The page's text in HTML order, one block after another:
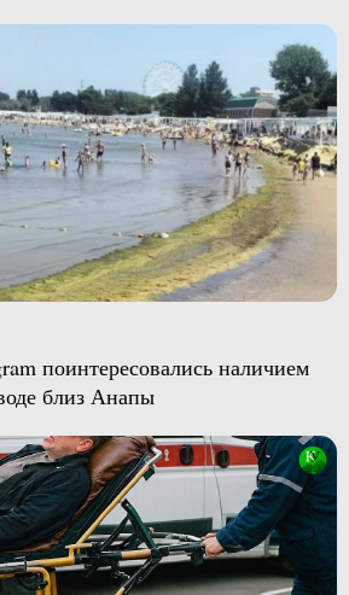
поинтересовались наличием
близ Анапы